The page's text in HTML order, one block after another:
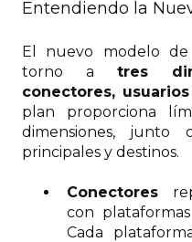
Entendiendo la
El nuevo modelo
torno a tres
conectores,
plan proporciona
dimensiones, junto
principales y destinos.
Conectores
con
Cada